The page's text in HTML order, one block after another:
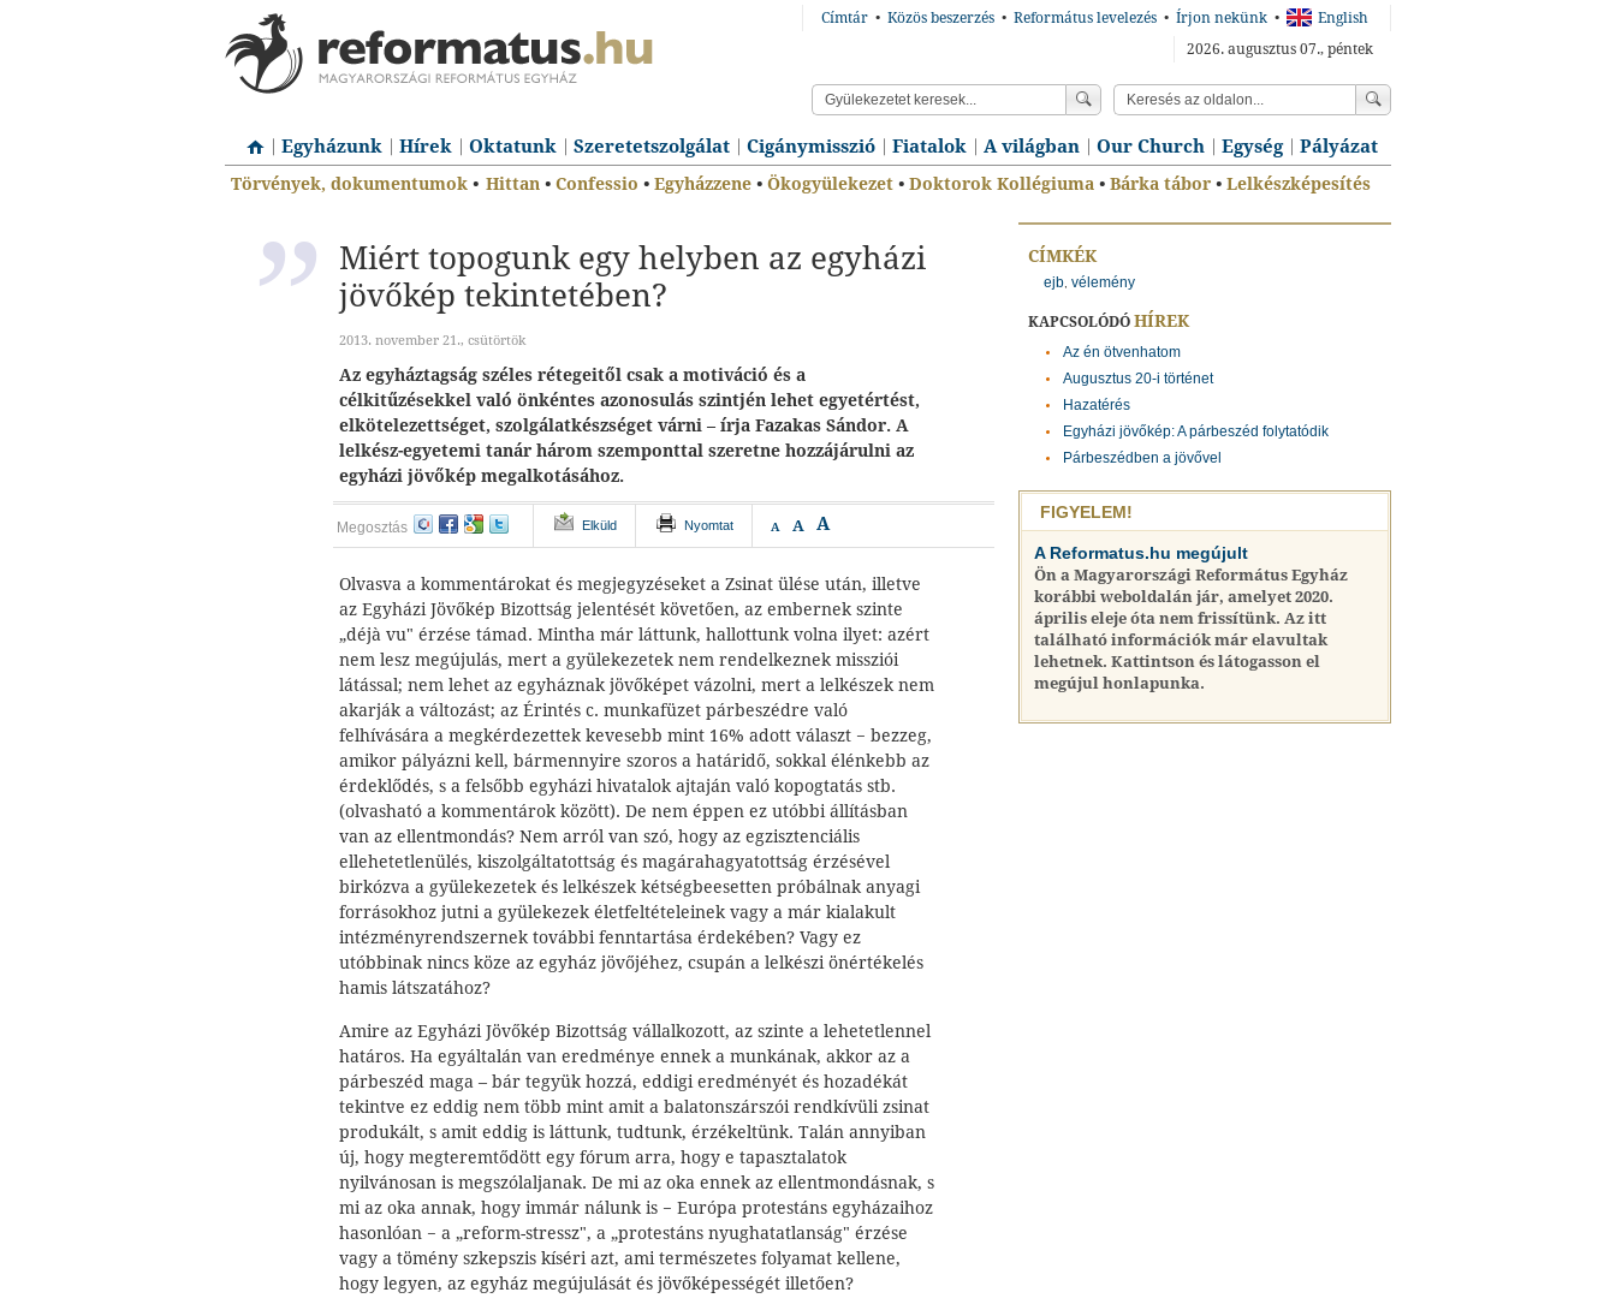
Címtár • Közös beszerzés • Református levelezés • Írjon nekünk •
English
2026. augusztus 07., péntek
Egyházunk Hírek Oktatunk Szeretetszolgálat Cigánymisszió Fiatalok A világban Our Church Egység Pályázat
Törvények, dokumentumok • Hittan • Confessio • Egyházzene • Ökogyülekezet • Doktorok Kollégiuma • Bárka tábor • Lelkészképesítés
Miért topogunk egy helyben az egyházi
jövőkép tekintetében?
2013. november 21., csütörtök
Az egyháztagság széles rétegeitől csak a motiváció és a
célkitűzésekkel való önkéntes azonosulás szintjén lehet egyetértést,
elkötelezettséget, szolgálatkészséget várni – írja Fazakas Sándor. A
lelkész-egyetemi tanár három szemponttal szeretne hozzájárulni az
egyházi jövőkép megalkotásához.
Megosztás Elküld Nyomtat A A A
Olvasva a kommentárokat és megjegyzéseket a Zsinat ülése után, illetve
az Egyházi Jövőkép Bizottság jelentését követően, az embernek szinte
„déjà vu" érzése támad. Mintha már láttunk, hallottunk volna ilyet: azért
nem lesz megújulás, mert a gyülekezetek nem rendelkeznek missziói
látással; nem lehet az egyháznak jövőképet vázolni, mert a lelkészek nem
akarják a változást; az Érintés c. munkafüzet párbeszédre való
felhívására a megkérdezettek kevesebb mint 16% adott választ − bezzeg,
amikor pályázni kell, bármennyire szoros a határidő, sokkal élénkebb az
érdeklődés, s a felsőbb egyházi hivatalok ajtaján való kopogtatás stb.
(olvasható a kommentárok között). De nem éppen ez utóbbi állításban
van az ellentmondás? Nem arról van szó, hogy az egzisztenciális
ellehetetlenülés, kiszolgáltatottság és magárahagyatottság érzésével
birkózva a gyülekezetek és lelkészek kétségbeesetten próbálnak anyagi
forrásokhoz jutni a gyülekezek életfeltételeinek vagy a már kialakult
intézményrendszernek további fenntartása érdekében? Vagy ez
utóbbinak nincs köze az egyház jövőjéhez, csupán a lelkészi önértékelés
hamis látszatához?
Amire az Egyházi Jövőkép Bizottság vállalkozott, az szinte a lehetetlennel
határos. Ha egyáltalán van eredménye ennek a munkának, akkor az a
párbeszéd maga – bár tegyük hozzá, eddigi eredményét és hozadékát
tekintve ez eddig nem több mint amit a balatonszárszói rendkívüli zsinat
produkált, s amit eddig is láttunk, tudtunk, érzékeltünk. Talán annyiban
új, hogy megteremtődött egy fórum arra, hogy e tapasztalatok
nyilvánosan is megszólaljanak. De mi az oka ennek az ellentmondásnak, s
mi az oka annak, hogy immár nálunk is − Európa protestáns egyházaihoz
hasonlóan − a „reform-stressz", a „protestáns nyughatatlanság" érzése
vagy a tömény szkepszis kíséri azt, ami természetes folyamat kellene,
hogy legyen, az egyház megújulását és jövőképességét illetően?
CÍMKÉK
ejb, vélemény
KAPCSOLÓDÓ HÍREK
Az én ötvenhatom
Augusztus 20-i történet
Hazatérés
Egyházi jövőkép: A párbeszéd folytatódik
Párbeszédben a jövővel
FIGYELEM!
A Reformatus.hu megújult
Ön a Magyarországi Református Egyház
korábbi weboldalán jár, amelyet 2020.
április eleje óta nem frissítünk. Az itt
található információk már elavultak
lehetnek. Kattintson és látogasson el
megújul honlapunka.